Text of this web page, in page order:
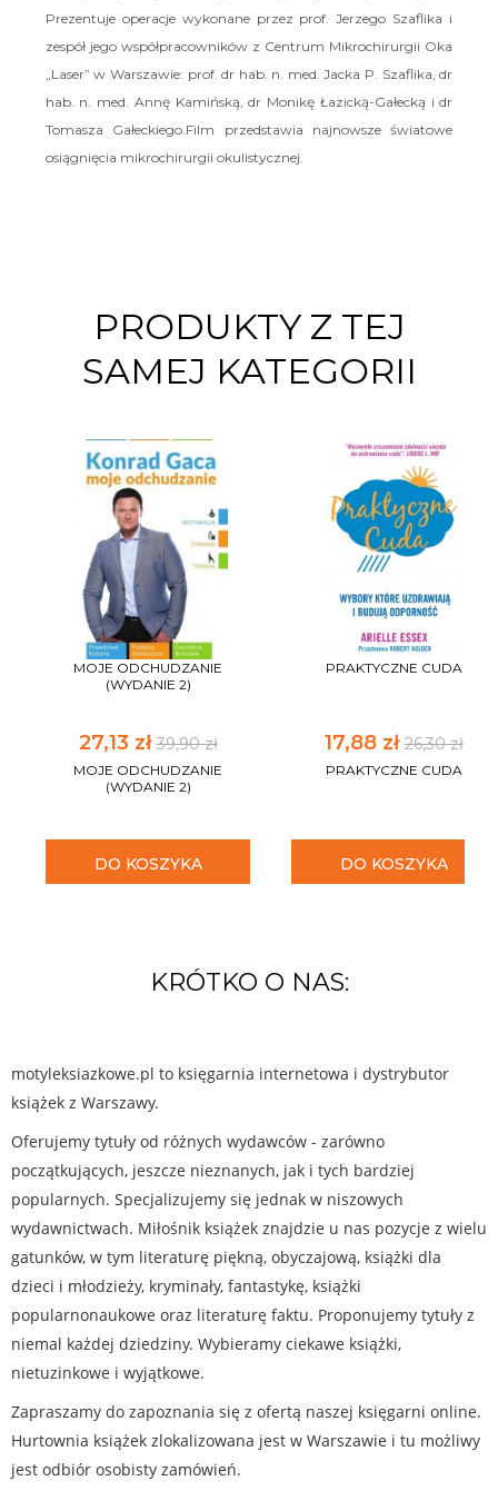
Prezentuje operacje wykonane przez prof. Jerzego Szaflika i
zespół jego współpracowników z Centrum Mikrochirurgii Oka
„Laser” w Warszawie: prof. dr hab. n. med. Jacka P. Szaflika, dr
hab. n. med. Annę Kamińską, dr Monikę Łazicką-Gałecką i dr
Tomasza Gałeckiego.Film przedstawia najnowsze światowe
osiągnięcia mikrochirurgii okulistycznej.
PRODUKTY Z TEJ
SAMEJ KATEGORII
MOJE ODCHUDZANIE
(WYDANIE 2)
27,13 zł39,90 zł
MOJE ODCHUDZANIE
(WYDANIE 2)
DO KOSZYKA
PRAKTYCZNE CUDA
17,88 zł26,30 zł
PRAKTYCZNE CUDA
DO KOSZYKA
KRÓTKO O NAS:
motyleksiazkowe.pl to księgarnia internetowa i dystrybutor
książek z Warszawy.
Oferujemy tytuły od różnych wydawców - zarówno
początkujących, jeszcze nieznanych, jak i tych bardziej
popularnych. Specjalizujemy się jednak w niszowych
wydawnictwach. Miłośnik książek znajdzie u nas pozycje z wielu
gatunków, w tym literaturę piękną, obyczajową, książki dla
dzieci i młodzieży, kryminały, fantastykę, książki
popularnonaukowe oraz literaturę faktu. Proponujemy tytuły z
niemal każdej dziedziny. Wybieramy ciekawe książki,
nietuzinkowe i wyjątkowe.
Zapraszamy do zapoznania się z ofertą naszej księgarni online.
Hurtownia książek zlokalizowana jest w Warszawie i tu możliwy
jest odbiór osobisty zamówień.